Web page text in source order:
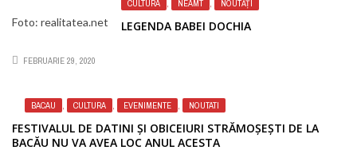
Foto: realitatea.net
CULTURA NEAMT NOUTĂȚI
LEGENDA BABEI DOCHIA
FEBRUARIE 29, 2020
BACAU , CULTURA , EVENIMENTE , NOUTATI
FESTIVALUL DE DATINI ȘI OBICEIURI STRĂMOȘEȘTI DE LA
BACĂU NU VA AVEA LOC ANUL ACESTA